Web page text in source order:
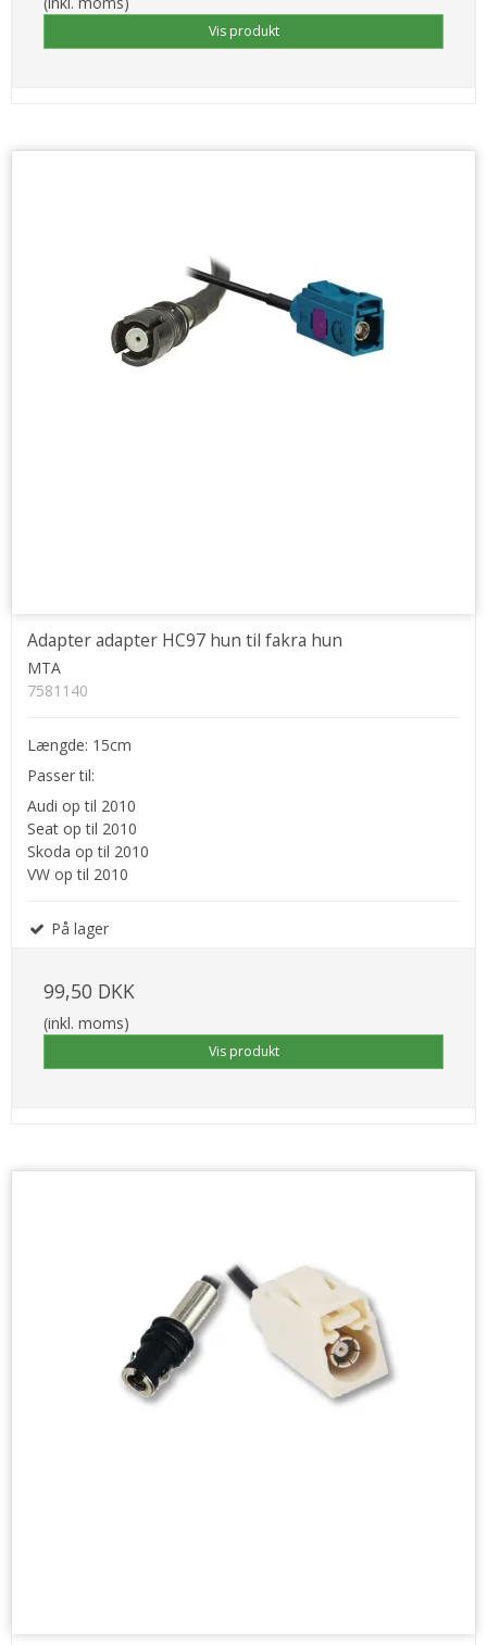
Vis produkt
Adapter adapter HC97 hun til fakra hun
MTA
7581140
Længde: 15cm
Passer til:
Audi op til 2010
Seat op til 2010
Skoda op til 2010
VW op til 2010
På lager
99,50 DKK
(inkl. moms)
Vis produkt